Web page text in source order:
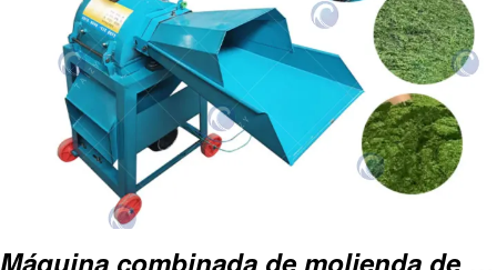
Máquina combinada de molienda de granos y hierba